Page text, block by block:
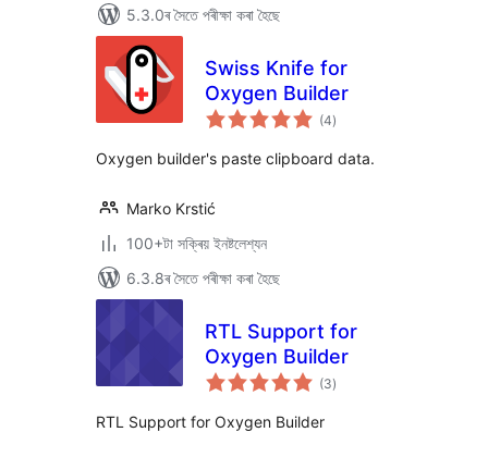
5.3.0ৰ সৈতে পৰীক্ষা কৰা হৈছে
Swiss Knife for
Oxygen Builder
(4টা
মুঠ)
Oxygen builder's paste clipboard data.
Marko Krstić
100+টা সক্ৰিয় ইনষ্টলেশ্যন
6.3.8ৰ সৈতে পৰীক্ষা কৰা হৈছে
RTL Support for
Oxygen Builder
(3টা
মুঠ)
RTL Support for Oxygen Builder